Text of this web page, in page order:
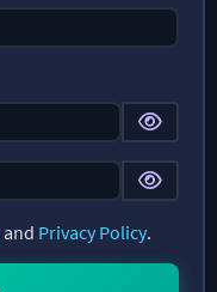
and Privacy Policy.